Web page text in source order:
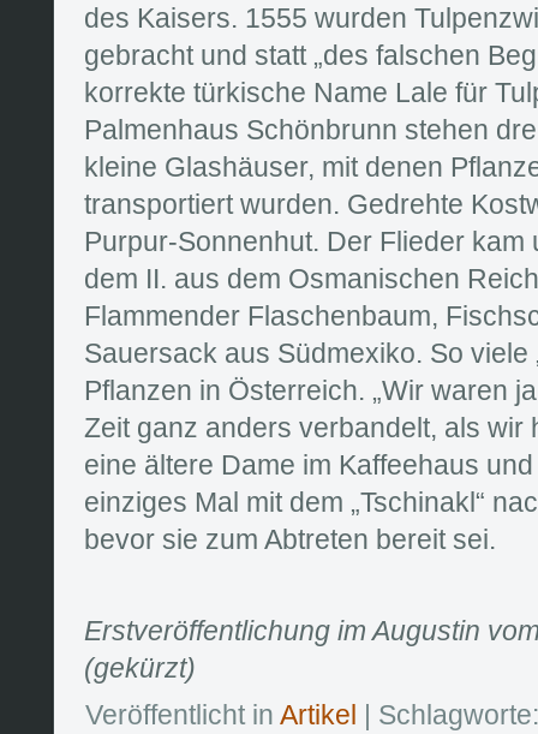
des Kaisers. 1555 wurden
gebracht und statt „des falschen
korrekte türkische Name Lale für
Palmenhaus Schönbrunn stehen
kleine Glashäuser, mit denen
transportiert wurden. Gedrehte
Purpur-Sonnenhut. Der Flieder kam
dem II. aus dem Osmanischen
Flammender Flaschenbaum,
Sauersack aus Südmexiko. So viele
Pflanzen in Österreich. „Wir waren
Zeit ganz anders verbandelt, als wir
eine ältere Dame im Kaffeehaus
einziges Mal mit dem „Tschinakl“
bevor sie zum Abtreten bereit sei.
Erstveröffentlichung im Augustin
(gekürzt)
Veröffentlicht in Artikel |